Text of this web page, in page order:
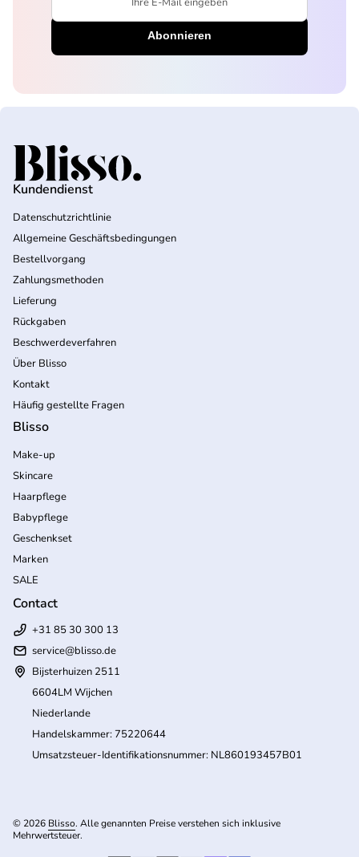
Ihre E-Mail eingeben
Startseite
Kundendienst
Datenschutzrichtlinie
Allgemeine Geschäftsbedingungen
Bestellvorgang
Zahlungsmethoden
Lieferung
Rückgaben
Beschwerdeverfahren
Über Blisso
Kontakt
Häufig gestellte Fragen
Blisso
Make-up
Skincare
Haarpflege
Babypflege
Geschenkset
Marken
SALE
Contact
+31 85 30 300 13
service@blisso.de
Bijsterhuizen 2511
6604LM Wijchen
Niederlande
Handelskammer: 75220644
Umsatzsteuer-Identifikationsnummer: NL860193457B01
© 2026 Blisso. Alle genannten Preise verstehen sich inklusive
Mehrwertsteuer.